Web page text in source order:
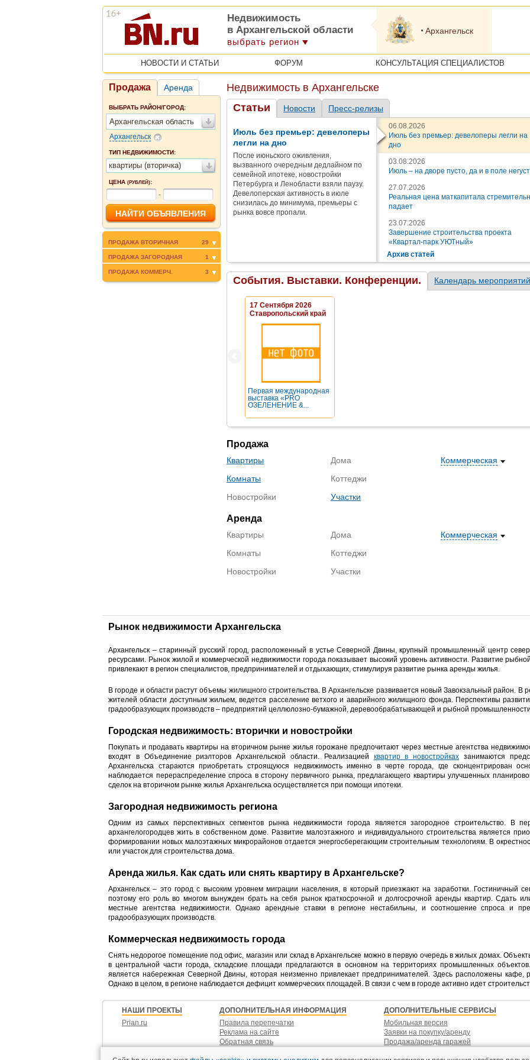
Недвижимость
в Архангельской области
выбрать регион
Архангельск
НОВОСТИ И СТАТЬИ ФОРУМ КОНСУЛЬТАЦИЯ СПЕЦИАЛИСТОВ
Продажа Аренда
ВЫБРАТЬ РАЙОН/ГОРОД:
Архангельская область
Архангельск
ТИП НЕДВИЖИМОСТИ:
квартиры (вторичка)
ЦЕНА (РУБЛЕЙ):
-
ПРОДАЖА ВТОРИЧНАЯ 29
ПРОДАЖА ЗАГОРОДНАЯ 1
ПРОДАЖА КОММЕРЧ. 3
Недвижимость в Архангельске
Статьи
Новости Пресс-релизы
Июль без премьер: девелоперы
легли на дно
После июньского оживления,
вызванного очередным дедлайном по
семейной ипотеке, новостройки
Петербурга и Ленобласти взяли паузу.
Девелоперская активность в июле
снизилась до минимума, премьеры с
рынка вовсе пропали.
06.08.2026
Июль без премьер: девелоперы легли на
дно
03.08.2026
Июль – на дворе пусто, да и в поле
27.07.2026
Реальная цена маткапитала
падает
23.07.2026
Завершение строительства проекта
«Квартал-парк УЮТный»
Архив статей
События. Выставки. Конференции. Календарь мероприятий
17 Сентября 2026
Ставропольский край
Первая международная
выставка «PRO
ОЗЕЛЕНЕНИЕ &...
Продажа
Квартиры
Комнаты
Новостройки
Дома
Коттеджи
Участки
Коммерческая
Аренда
Квартиры
Комнаты
Новостройки
Дома
Коттеджи
Участки
Коммерческая
Рынок недвижимости Архангельска
Архангельск – старинный русский город, расположенный в устье Северной Двины, крупный промышленный центр
ресурсами. Рынок жилой и коммерческой недвижимости города показывает высокий уровень активности. Развитие
привлекают в регион специалистов, предпринимателей и отдыхающих, стимулируя развитие рынка аренды жилья.
В городе и области растут объемы жилищного строительства. В Архангельске развивается новый Завокзальный район.
жителей области доступным жильем, ведется расселение ветхого и аварийного жилищного фонда. Перспективы
градообразующих производств – предприятий целлюлозно-бумажной, деревообрабатывающей и рыбной
Городская недвижимость: вторички и новостройки
Покупать и продавать квартиры на вторичном рынке жилья горожане предпочитают через местные агентства
входят в Объединение риэлторов Архангельской области. Реализацией квартир в новостройках занимаются
Архангельска стараются приобретать строящуюся недвижимость именно в черте города, где сконцентрирован
наблюдается перераспределение спроса в сторону первичного рынка, предлагающего квартиры улучшенных
сделок на вторичном рынке жилья Архангельска осуществляется при помощи ипотеки.
Загородная недвижимость региона
Одним из самых перспективных сегментов рынка недвижимости города является загородное строительство. В
архангелогородцев жить в собственном доме. Развитие малоэтажного и индивидуального строительства является
формировании новых малоэтажных микрорайонов отдается энергосберегающим строительным технологиям. В
или участок для строительства дома.
Аренда жилья. Как сдать или снять квартиру в Архангельске?
Архангельск – это город с высоким уровнем миграции населения, в который приезжают на заработки. Гостиничный
поэтому его роль во многом вынужден брать на себя рынок краткосрочной и долгосрочной аренды квартир. Сдать
местные агентства недвижимости. Однако арендные ставки в регионе нестабильны, и соотношение спроса и
градообразующих производств.
Коммерческая недвижимость города
Снять недорогое помещение под офис, магазин или склад в Архангельске можно в первую очередь в жилых домах.
в центральной части города, складские площади предлагаются в основном на территориях промышленных
является набережная Северной Двины, которая неизменно привлекает предпринимателей. Здесь расположены кафе,
Однако в целом, в регионе наблюдается дефицит коммерческих площадей. В связи с чем в городе активно идет
НАШИ ПРОЕКТЫ
Prian.ru
ДОПОЛНИТЕЛЬНАЯ ИНФОРМАЦИЯ
Правила перепечатки
Реклама на сайте
Обратная связь
ДОПОЛНИТЕЛЬНЫЕ СЕРВИСЫ
Мобильная версия
Заявки на покупку/аренду
Продажа/аренда гаражей